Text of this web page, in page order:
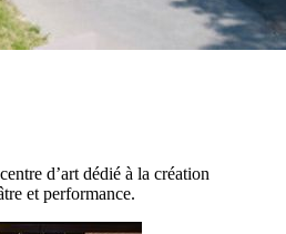
d’art dédié à la création
et performance.